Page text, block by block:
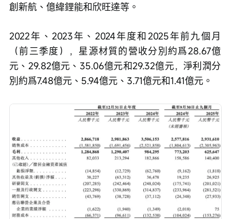
創新航、億緯鋰能和欣旺達等。
2022年、2023年、2024年度和2025年前九個月
（前三季度），星源材質的營收分別約爲28.67億
元、29.82億元、35.06億元和29.32億元，淨利潤分
別約爲7.48億元、5.94億元、3.71億元和1.41億元。